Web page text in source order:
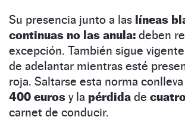
Su presencia junto a las líneas
continuas no las anula: deben
excepción. También sigue
de adelantar mientras esté
roja. Saltarse esta norma
400 euros y la pérdida de
carnet de conducir.